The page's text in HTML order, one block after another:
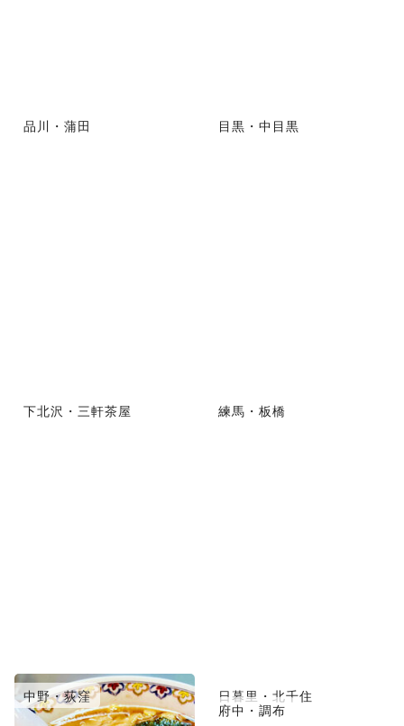
品川・蒲田 目黒・中目黒
下北沢・三軒茶屋 練馬・板橋
中野・荻窪
日暮里・北千住
府中・調布